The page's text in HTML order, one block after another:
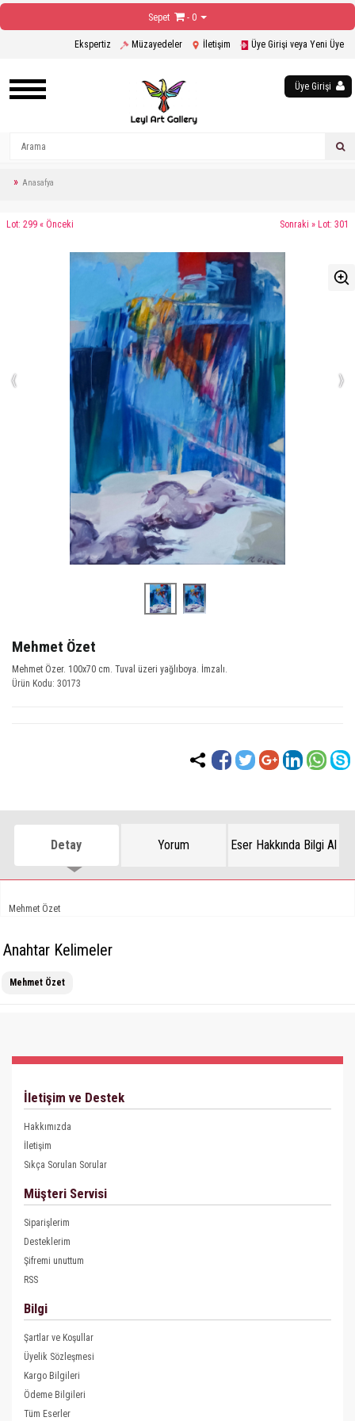
Sepet - 0
Ekspertiz Müzayedeler İletişim Üye Girişi veya Yeni Üye
Üye Girişi
Anasafya
Lot: 299 « Önceki Sonraki » Lot: 301
‹ ›
Mehmet Özet
Mehmet Özer. 100x70 cm. Tuval üzeri yağlıboya. İmzalı.
Ürün Kodu: 30173
Detay Yorum Eser Hakkında Bilgi Al
Mehmet Özet
Anahtar Kelimeler
Mehmet Özet
İletişim ve Destek
Hakkımızda
İletişim
Sıkça Sorulan Sorular
Müşteri Servisi
Siparişlerim
Desteklerim
Şifremi unuttum
RSS
Bilgi
Şartlar ve Koşullar
Üyelik Sözleşmesi
Kargo Bilgileri
Ödeme Bilgileri
Tüm Eserler